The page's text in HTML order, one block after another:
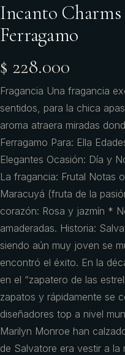
Incanto Charms
Ferragamo
$ 228.000
Fragancia Una fragancia
sentidos, para la chica
aroma atraera miradas
Ferragamo Para: Ella
Elegantes Ocasión: Día y
La fragancia: Frutal Notas
Maracuyá (fruta de la
corazón: Rosa y jazmín *
amaderadas. Historia:
siendo aún muy joven se
encontró el éxito. En la
en el “zapatero de las
zapatos y rápidamente se
diseñadores top a nivel
Marilyn Monroe han
de Salvatore era vestir a la